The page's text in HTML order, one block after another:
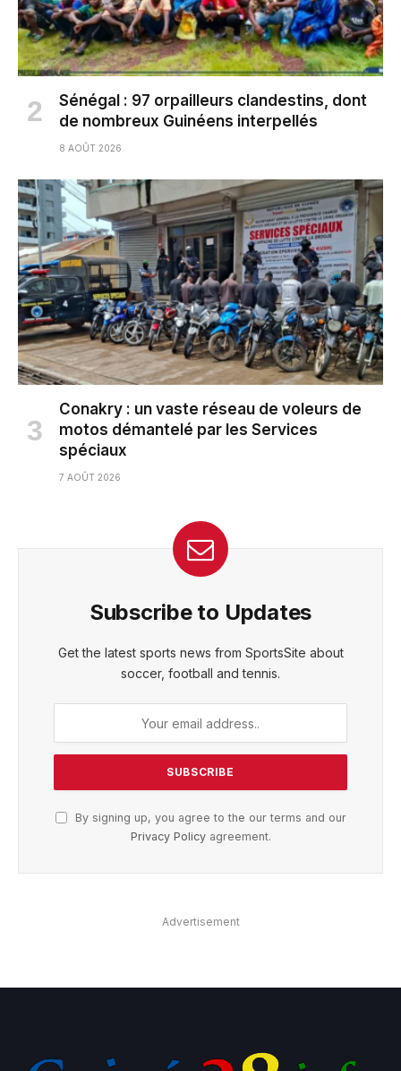
Sénégal : 97 orpailleurs clandestins, dont
de nombreux Guinéens interpellés
8 AOÛT 2026
Conakry : un vaste réseau de voleurs de
motos démantelé par les Services
spéciaux
7 AOÛT 2026
Subscribe to Updates
Get the latest sports news from SportsSite about
soccer, football and tennis.
By signing up, you agree to the our terms and our
Privacy Policyagreement.
Advertisement